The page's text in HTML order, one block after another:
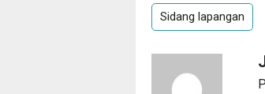
Sidang lapangan